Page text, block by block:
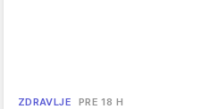
ZDRAVLJE PRE 18 H